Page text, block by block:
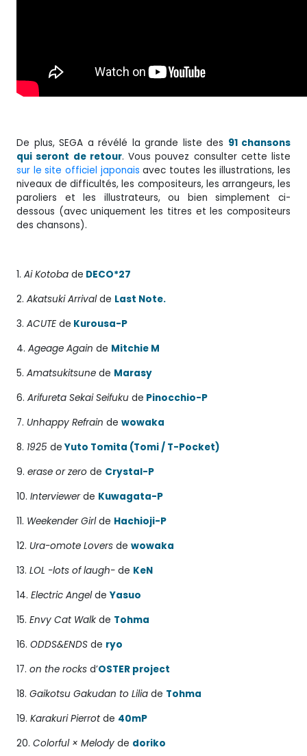
De plus, SEGA a révélé la grande liste des 91 chansons
qui seront de retour. Vous pouvez consulter cette liste
sur le site officiel japonais avec toutes les illustrations, les
niveaux de difficultés, les compositeurs, les arrangeurs, les
paroliers et les illustrateurs, ou bien simplement ci-
dessous (avec uniquement les titres et les compositeurs
des chansons).
1. Ai Kotoba de DECO*27
2. Akatsuki Arrivalde Last Note.
3. ACUTE de Kurousa-P
4. Ageage Again de Mitchie M
5. Amatsukitsune de Marasy
6. Arifureta Sekai Seifuku de Pinocchio-P
7. Unhappy Refrain de wowaka
8. 1925 de Yuto Tomita (Tomi / T-Pocket)
9. erase or zero de Crystal-P
10. Interviewerde Kuwagata-P
11. Weekender Girlde Hachioji-P
12. Ura-omote Lovers de wowaka
13. LOL -lots of laugh- de KeN
14. Electric Angelde Yasuo
15. Envy Cat Walkde Tohma
16. ODDS&ENDS de ryo
17. on the rocks d’OSTER project
18. Gaikotsu Gakudan to Lilia de Tohma
19. Karakuri Pierrot de 40mP
20. Colorful × Melody de doriko